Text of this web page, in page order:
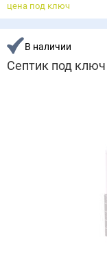
цена под ключ
В наличии
Септик под